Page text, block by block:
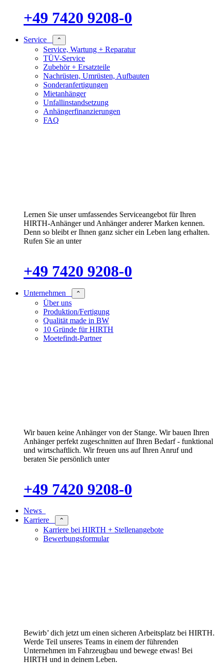
+49 7420 9208-0
Service ⌃
Service, Wartung + Reparatur
TÜV-Service
Zubehör + Ersatzteile
Nachrüsten, Umrüsten, Aufbauten
Sonderanfertigungen
Mietanhänger
Unfallinstandsetzung
Anhängerfinanzierungen
FAQ
Lernen Sie unser umfassendes Serviceangebot für Ihren
HIRTH-Anhänger und Anhänger anderer Marken kennen.
Denn so bleibt er Ihnen ganz sicher ein Leben lang erhalten.
Rufen Sie an unter
+49 7420 9208-0
Unternehmen ⌃
Über uns
Produktion/Fertigung
Qualität made in BW
10 Gründe für HIRTH
Moetefindt-Partner
Wir bauen keine Anhänger von der Stange. Wir bauen Ihren
Anhänger perfekt zugeschnitten auf Ihren Bedarf - funktional
und wirtschaftlich. Wir freuen uns auf Ihren Anruf und
beraten Sie persönlich unter
+49 7420 9208-0
News
Karriere
⌃
Karriere bei HIRTH + Stellenangebote
Bewerbungsformular
Bewirb’ dich jetzt um einen sicheren Arbeitsplatz bei HIRTH.
Werde Teil unseres Teams in einem der führenden
Unternehmen im Fahrzeugbau und bewege etwas! Bei
HIRTH und in deinem Leben.